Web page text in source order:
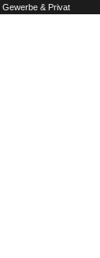
& Privat